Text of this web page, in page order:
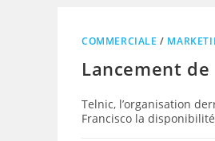
COMMERCIALE /
Lancement
Telnic, l’organisation
Francisco la